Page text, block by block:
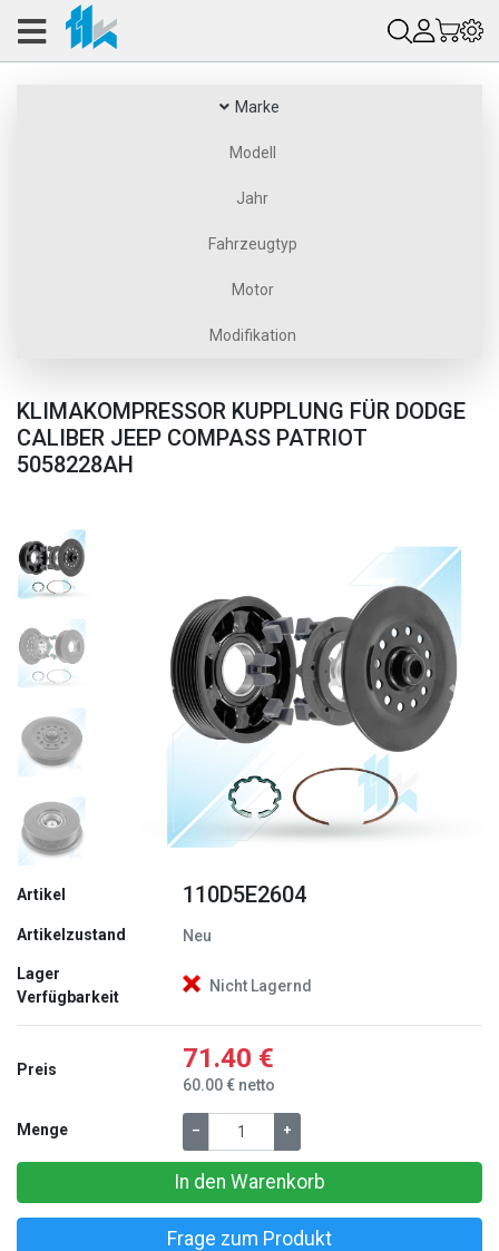
Marke
Modell
Jahr
Fahrzeugtyp
Motor
Modifikation
KLIMAKOMPRESSOR KUPPLUNG FÜR DODGE
CALIBER JEEP COMPASS PATRIOT
5058228AH
Zurück
Artikel 110D5E2604
Artikelzustand Neu
Lager
Verfügbarkeit
Nicht Lagernd
Preis 71.40 €
60.00 € netto
Menge – +
In den Warenkorb
Frage zum Produkt